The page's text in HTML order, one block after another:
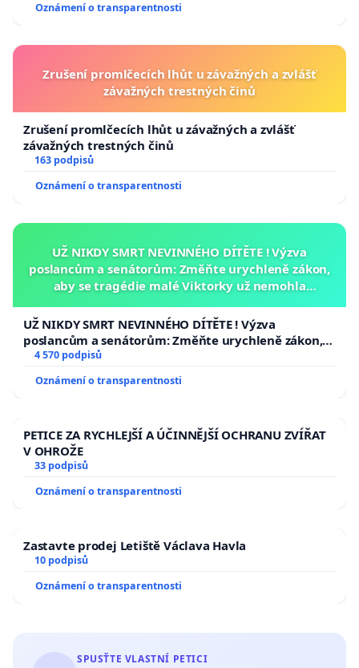
Oznámení o transparentnosti
Zrušení promlčecích lhůt u závažných a zvlášť
závažných trestných činů
Zrušení promlčecích lhůt u závažných a zvlášť
závažných trestných činů
163 podpisů
Oznámení o transparentnosti
UŽ NIKDY SMRT NEVINNÉHO DÍTĚTE ! Výzva
poslancům a senátorům: Změňte urychleně zákon,
aby se tragédie malé Viktorky už nemohla
UŽ NIKDY SMRT NEVINNÉHO DÍTĚTE ! Výzva
poslancům a senátorům: Změňte urychleně zákon,
aby se tragédie malé Viktorky už nemohla opakovat!
4 570 podpisů
Oznámení o transparentnosti
PETICE ZA RYCHLEJŠÍ A ÚČINNĚJŠÍ OCHRANU ZVÍŘAT
V OHROŽE
33 podpisů
Oznámení o transparentnosti
Zastavte prodej Letiště Václava Havla
10 podpisů
Oznámení o transparentnosti
SPUSŤTE VLASTNÍ PETICI